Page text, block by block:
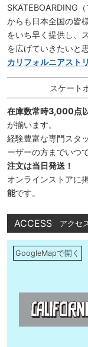
SKATEBOARDING
からも日本全国の皆
をいち早く提供し、
を広げていきたいと
カリフォルニアスト
スケート
在庫数常時3,000点
が揃います。
経験豊富な専門スタ
ーザーの方までいつ
注文は当日発送！
オンラインストアに
能です。
ACCESS アクセ
GoogleMapで開く